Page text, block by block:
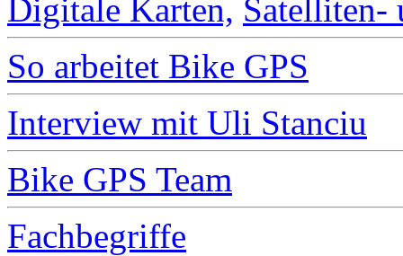
Digitale Karten,
So arbeitet Bike GPS
Interview mit Uli Stanciu
Bike GPS Team
Fachbegriffe